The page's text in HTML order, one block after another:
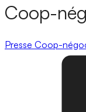
Coop-
Presse Coop-